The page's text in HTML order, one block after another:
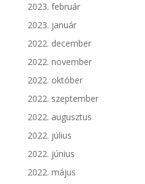
2023. február
2023. január
2022. december
2022. november
2022. október
2022. szeptember
2022. augusztus
2022. július
2022. június
2022. május